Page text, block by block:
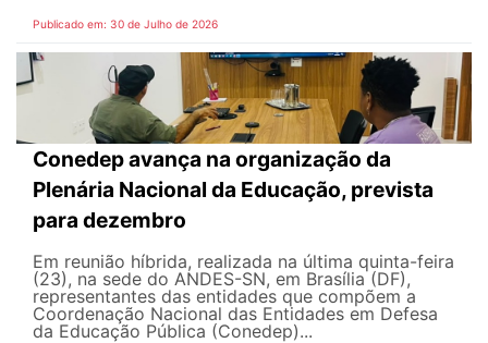
Publicado em: 30 de Julho de 2026
Conedep avança na organização da
Plenária Nacional da Educação, prevista
para dezembro
Em reunião híbrida, realizada na última quinta-feira
(23), na sede do ANDES-SN, em Brasília (DF),
representantes das entidades que compõem a
Coordenação Nacional das Entidades em Defesa
da Educação Pública (Conedep)...